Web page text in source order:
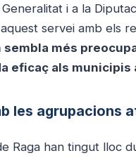
i a la
servei amb els
més
eficaç als
les agrupacions
Raga han tingut lloc